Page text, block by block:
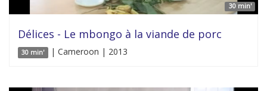
30 min'
Délices - Le mbongo à la viande de porc
30 min' | Cameroon | 2013